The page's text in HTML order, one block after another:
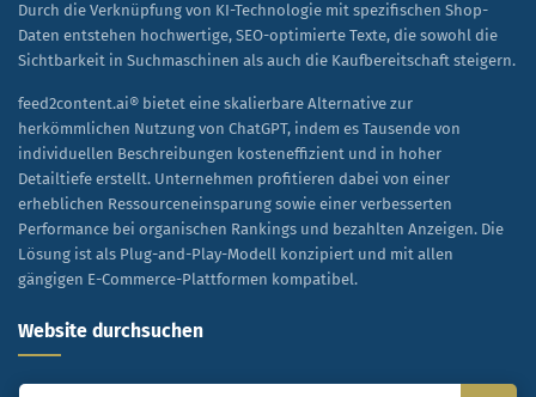
Durch die Verknüpfung von KI-Technologie mit spezifischen Shop-
Daten entstehen hochwertige, SEO-optimierte Texte, die sowohl die
Sichtbarkeit in Suchmaschinen als auch die Kaufbereitschaft steigern.
feed2content.ai® bietet eine skalierbare Alternative zur
herkömmlichen Nutzung von ChatGPT, indem es Tausende von
individuellen Beschreibungen kosteneffizient und in hoher
Detailtiefe erstellt. Unternehmen profitieren dabei von einer
erheblichen Ressourceneinsparung sowie einer verbesserten
Performance bei organischen Rankings und bezahlten Anzeigen. Die
Lösung ist als Plug-and-Play-Modell konzipiert und mit allen
gängigen E-Commerce-Plattformen kompatibel.
Website durchsuchen